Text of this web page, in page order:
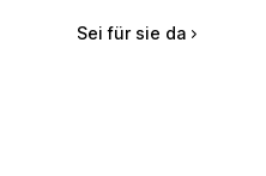
Sei für sie da